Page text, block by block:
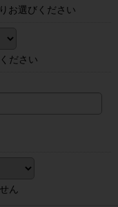
お選びください
ださい
ん